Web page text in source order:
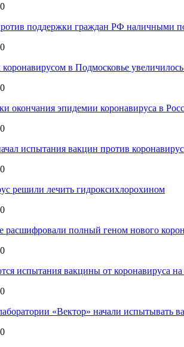
поддержки граждан РФ наличными
в Подмосковье
окончания эпидемии коронавируса в
испытания вакцин против
решили лечить гидроксихлорохином
расшифровали полный геном нового
испытания вакцины от коронавируса
«Вектор» начали испытывать